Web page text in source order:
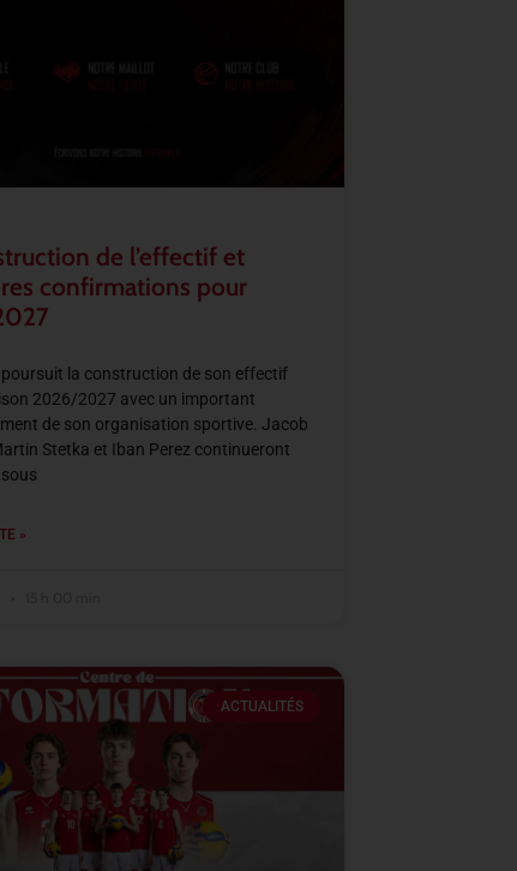
de l’effectif et
confirmations pour
poursuit la construction de son effectif
2026/2027 avec un important
de son organisation sportive. Jacob
Stetka et Iban Perez continueront
»
ACTUALITÉS